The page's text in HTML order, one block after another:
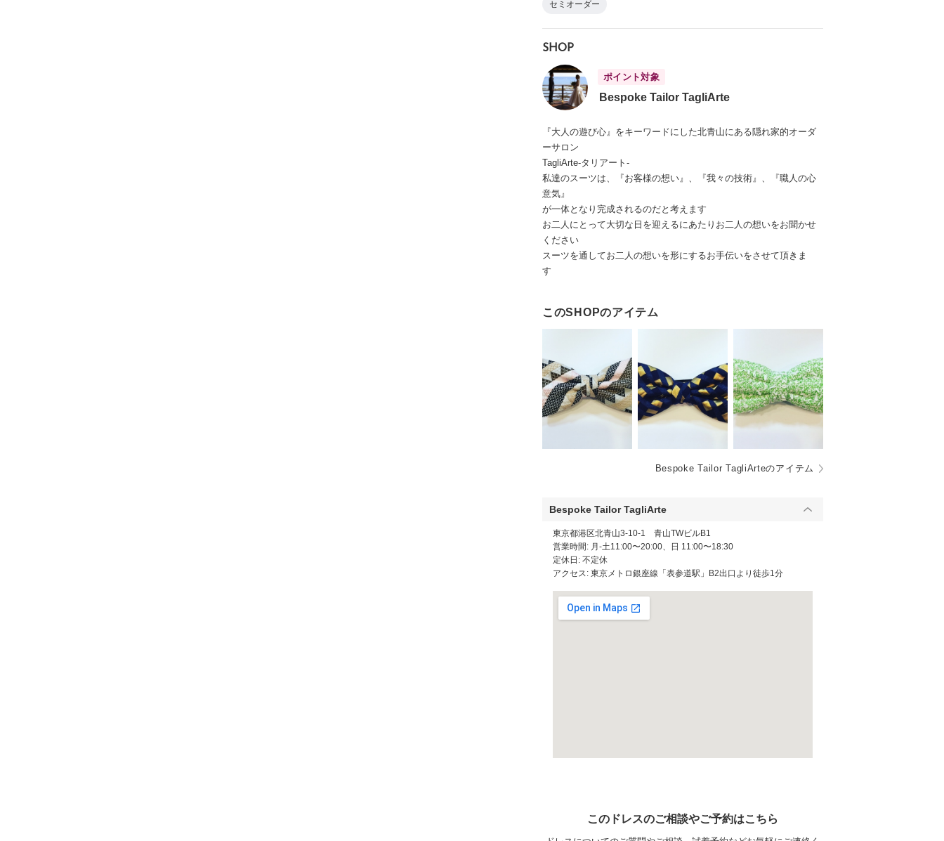
セミオーダー
SHOP
ポイント対象
Bespoke Tailor TagliArte
『大人の遊び心』をキーワードにした北青山にある隠れ家的オーダ
ーサロン
TagliArte-タリアート-
私達のスーツは、『お客様の想い』、『我々の技術』、『職人の心
意気』
が一体となり完成されるのだと考えます
お二人にとって大切な日を迎えるにあたりお二人の想いをお聞かせ
ください
スーツを通してお二人の想いを形にするお手伝いをさせて頂きま
す
このSHOPのアイテム
Bespoke Tailor TagliArteのアイテム
Bespoke Tailor TagliArte
東京都港区北青山3-10-1 青山TWビルB1
営業時間: 月-土11:00〜20:00、日 11:00〜18:30
定休日: 不定休
アクセス: 東京メトロ銀座線「表参道駅」B2出口より徒歩1分
このドレスのご相談やご予約はこちら